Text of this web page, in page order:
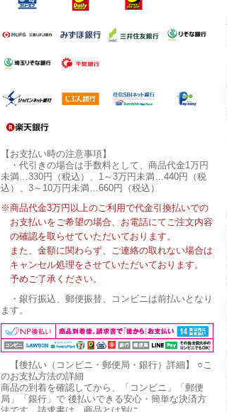
【お支払い時の注意事項】
・代引きの場合は手数料として、商品代金1万円
未満…330円（税込）、1～3万円未満…440円（税
込）、3～10万円未満…660円（税込）
※商品代金3万円以上のご利用で代金引換払いでの
お支払いをご希望の場合、お電話にてご注文内容
の確認を取らせていただいております。
また、金額に関わらず、ご連絡の取れない場合は
キャンセル処理をさせていただいております。
予めご了承ください。
・銀行振込、郵便振替、コンビニは前払いとなり
ます。
【後払い（コンビニ・郵便局・銀行）詳細】
○こ
のお支払方法の詳細
商品の到着を確認してから、「コンビニ」「郵便
局」「銀行」で 後払いできる安心・簡単な決済方